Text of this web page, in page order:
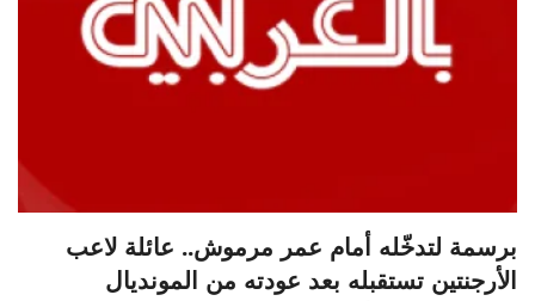
برسمة لتدخّله أمام عمر مرموش.. عائلة لاعب
الأرجنتين تستقبله بعد عودته من المونديال